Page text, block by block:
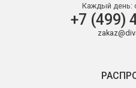
Каждый день:
+7 (499)